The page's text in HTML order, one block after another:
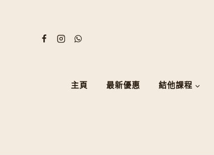
主頁 最新優惠 結他課程